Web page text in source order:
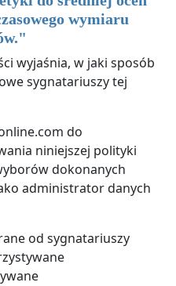
wymiaru
"
wyjaśnia, w jaki sposób
sygnatariuszy tej
do
niniejszej polityki
dokonanych
administrator danych
od sygnatariuszy